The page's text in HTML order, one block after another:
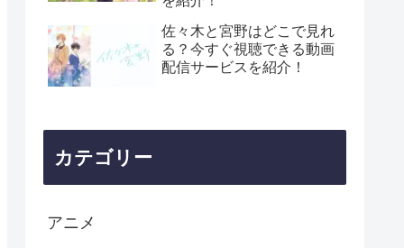
佐々木と宮野はどこで見れ
る？今すぐ視聴できる動画
配信サービスを紹介！
カテゴリー
アニメ